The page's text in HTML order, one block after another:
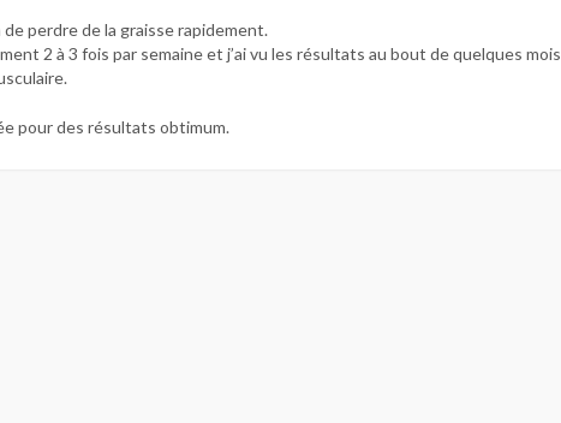
perdre de la graisse rapidement.
2 à 3 fois par semaine et j’ai vu les résultats au bout de quelques mois
pour des résultats obtimum.